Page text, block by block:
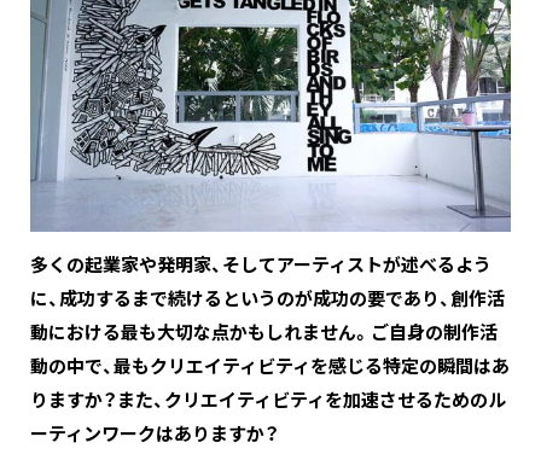
―――多くの起業家や発明家、そしてアーティストが述べるよう
に、成功するまで続けるというのが成功の要であり、創作活
動における最も大切な点かもしれません。ご自身の制作活
動の中で、最もクリエイティビティを感じる特定の瞬間はあ
りますか？また、クリエイティビティを加速させるためのル
ーティンワークはありますか？